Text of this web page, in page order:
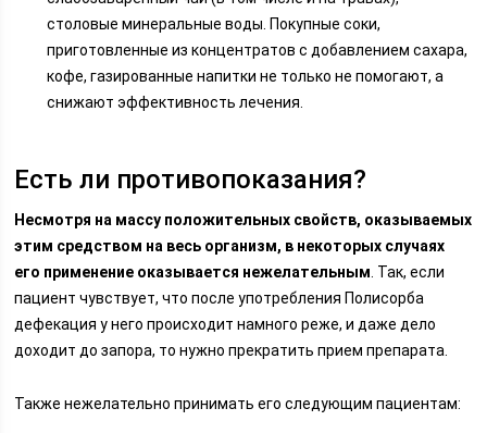
столовые минеральные воды. Покупные соки,
приготовленные из концентратов с добавлением сахара,
кофе, газированные напитки не только не помогают, а
снижают эффективность лечения.
Есть ли противопоказания?
Несмотря на массу положительных свойств, оказываемых
этим средством на весь организм, в некоторых случаях
его применение оказывается нежелательным . Так, если
пациент чувствует, что после употребления Полисорба
дефекация у него происходит намного реже, и даже дело
доходит до запора, то нужно прекратить прием препарата.
Также нежелательно принимать его следующим пациентам: